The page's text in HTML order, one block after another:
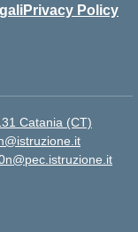
Privacy Policy
Catania (CT)